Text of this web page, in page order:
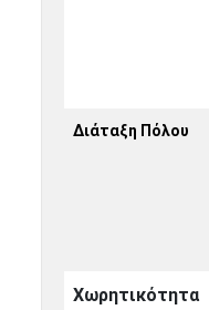
Διάταξη Πόλου
Χωρητικότητα